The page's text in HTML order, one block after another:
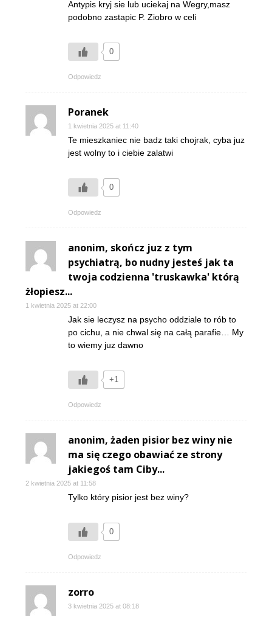
Antypis kryj sie lub uciekaj na Wegry,masz
podobno zastapic P. Ziobro w celi
0
Odpowiedz
Poranek
1 kwietnia 2025 at 11:40
Te mieszkaniec nie badz taki chojrak, cyba juz
jest wolny to i ciebie zalatwi
0
Odpowiedz
anonim, skończ juz z tym
psychiatrą, bo nudny jesteś jak ta
twoja codzienna 'truskawka' którą
żłopiesz...
1 kwietnia 2025 at 22:00
Jak sie leczysz na psycho oddziale to rób to
po cichu, a nie chwal się na całą parafie… My
to wiemy juz dawno
+1
Odpowiedz
anonim, żaden pisior bez winy nie
ma się czego obawiać ze strony
jakiegoś tam Ciby...
2 kwietnia 2025 at 11:58
Tylko który pisior jest bez winy?
0
Odpowiedz
zorro
3 kwietnia 2025 at 08:18